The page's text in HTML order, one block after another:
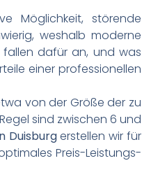
Möglichkeit, störende
weshalb moderne
fallen dafür an, und was
einer professionellen
von der Größe der zu
sind zwischen 6 und
Duisburgerstellen wir für
Preis-Leistungs-